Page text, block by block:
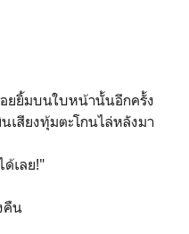
ยยิ้มบนใบหน้านั้นอีกครั้ง
เสียงทุ้มตะโกนไล่หลังมา
เลย!"
คืน